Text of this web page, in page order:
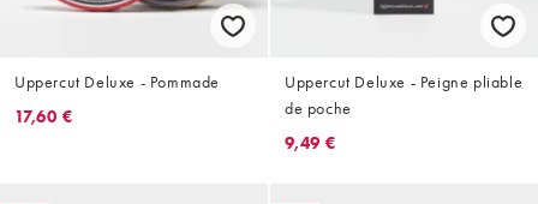
Uppercut Deluxe - Pommade
17,60 €
Uppercut Deluxe - Peigne pliable
de poche
9,49 €